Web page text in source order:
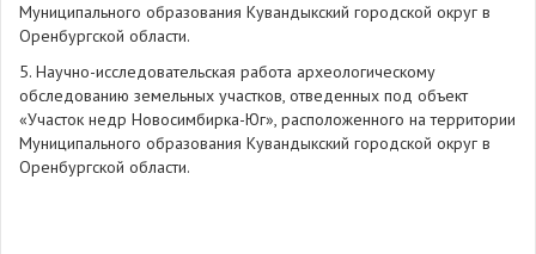
Муниципального образования Кувандыкский городской округ в
Оренбургской области.
5. Научно-исследовательская работа археологическому
обследованию земельных участков, отведенных под объект
«Участок недр Новосимбирка-Юг», расположенного на территории
Муниципального образования Кувандыкский городской округ в
Оренбургской области.